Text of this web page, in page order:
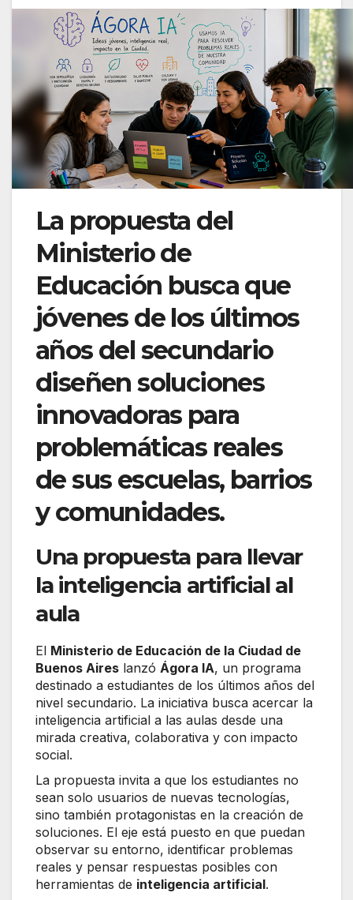
La propuesta del
Ministerio de
Educación busca que
jóvenes de los últimos
años del secundario
diseñen soluciones
innovadoras para
problemáticas reales
de sus escuelas, barrios
y comunidades.
Una propuesta para llevar
la inteligencia artificial al
aula
El Ministerio de Educación de la Ciudad de
Buenos Aires lanzó Ágora IA, un programa
destinado a estudiantes de los últimos años del
nivel secundario. La iniciativa busca acercar la
inteligencia artificial a las aulas desde una
mirada creativa, colaborativa y con impacto
social.
La propuesta invita a que los estudiantes no
sean solo usuarios de nuevas tecnologías,
sino también protagonistas en la creación de
soluciones. El eje está puesto en que puedan
observar su entorno, identificar problemas
reales y pensar respuestas posibles con
herramientas de inteligencia artificial.